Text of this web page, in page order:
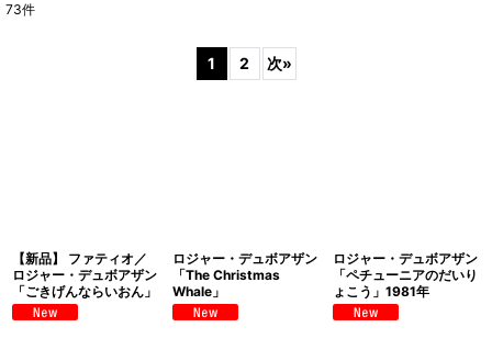
73件
1 2 次»
【新品】 ファティオ／
ロジャー・デュボアザン
「ごきげんならいおん」
ロジャー・デュボアザン
「The Christmas
Whale」
ロジャー・デュボアザン
「ペチューニアのだいり
ょこう」1981年